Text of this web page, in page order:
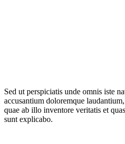
Sed ut perspiciatis unde omnis iste
accusantium doloremque
quae ab illo inventore veritatis et
sunt explicabo.